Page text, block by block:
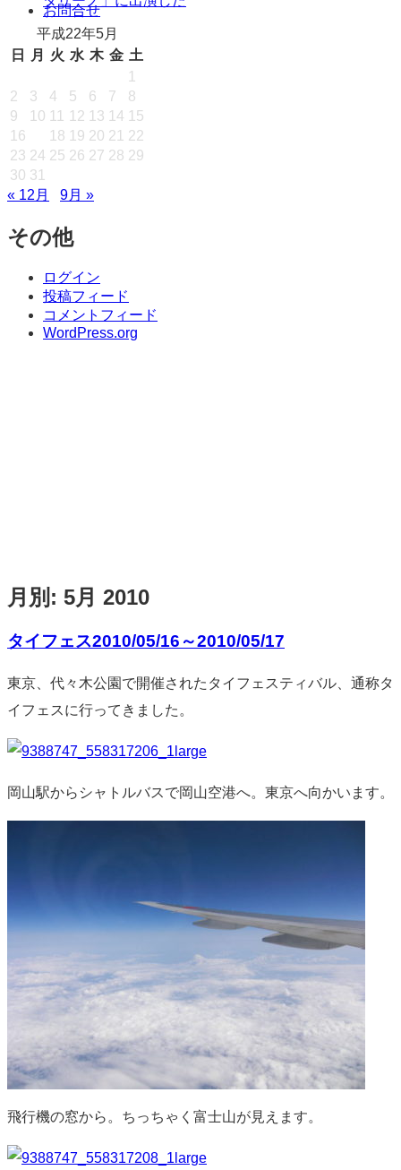
プ
お問合せ
平成22年5月
日
月 火 水 木 金 土
1
2
3 4 5 6 7
8
9
10 11 12 13 14 15
16
18 19 20 21 22
23 24 25 26 27 28 29
30 31
« 12月
9月 »
その他
ログイン
投稿フィード
コメントフィード
WordPress.org
月別: 5月 2010
タイフェス2010/05/16～2010/05/17
標
東京、代々木公園で開催されたタイフェスティバル、通称タ
イフェスに行ってきました。
岡山駅からシャトルバスで岡山空港へ。東京へ向かいます。
飛行機の窓から。ちっちゃく富士山が見えます。